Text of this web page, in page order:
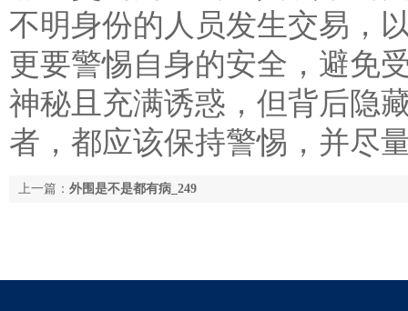
不明身份的人员发生交易，
更要警惕自身的安全，避免
神秘且充满诱惑，但背后隐
者，都应该保持警惕，并尽
上一篇： 外围是不是都有病_249